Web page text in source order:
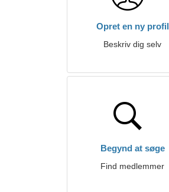
Opret en ny profil
Beskriv dig selv
Begynd at søge
Find medlemmer